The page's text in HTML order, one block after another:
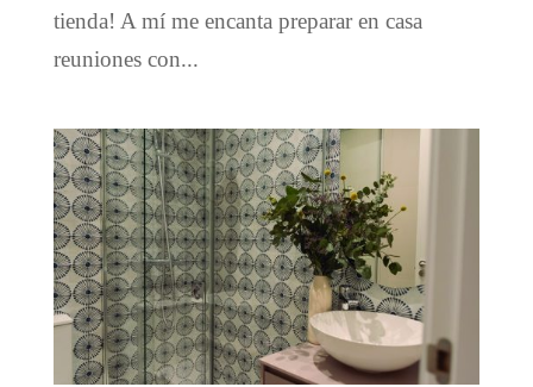
tienda! A mí me encanta preparar en casa
reuniones con...